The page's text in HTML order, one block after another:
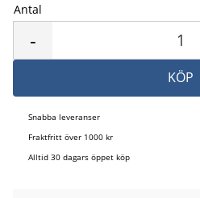
Antal
-
KÖP
Snabba leveranser
Fraktfritt över 1000 kr
Alltid 30 dagars öppet köp